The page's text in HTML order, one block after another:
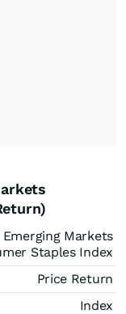
Emerging Markets
Staples Index
Price Return
Index